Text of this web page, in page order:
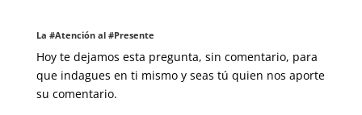
La #Atención al #Presente
Hoy te dejamos esta pregunta, sin comentario, para
que indagues en ti mismo y seas tú quien nos aporte
su comentario.